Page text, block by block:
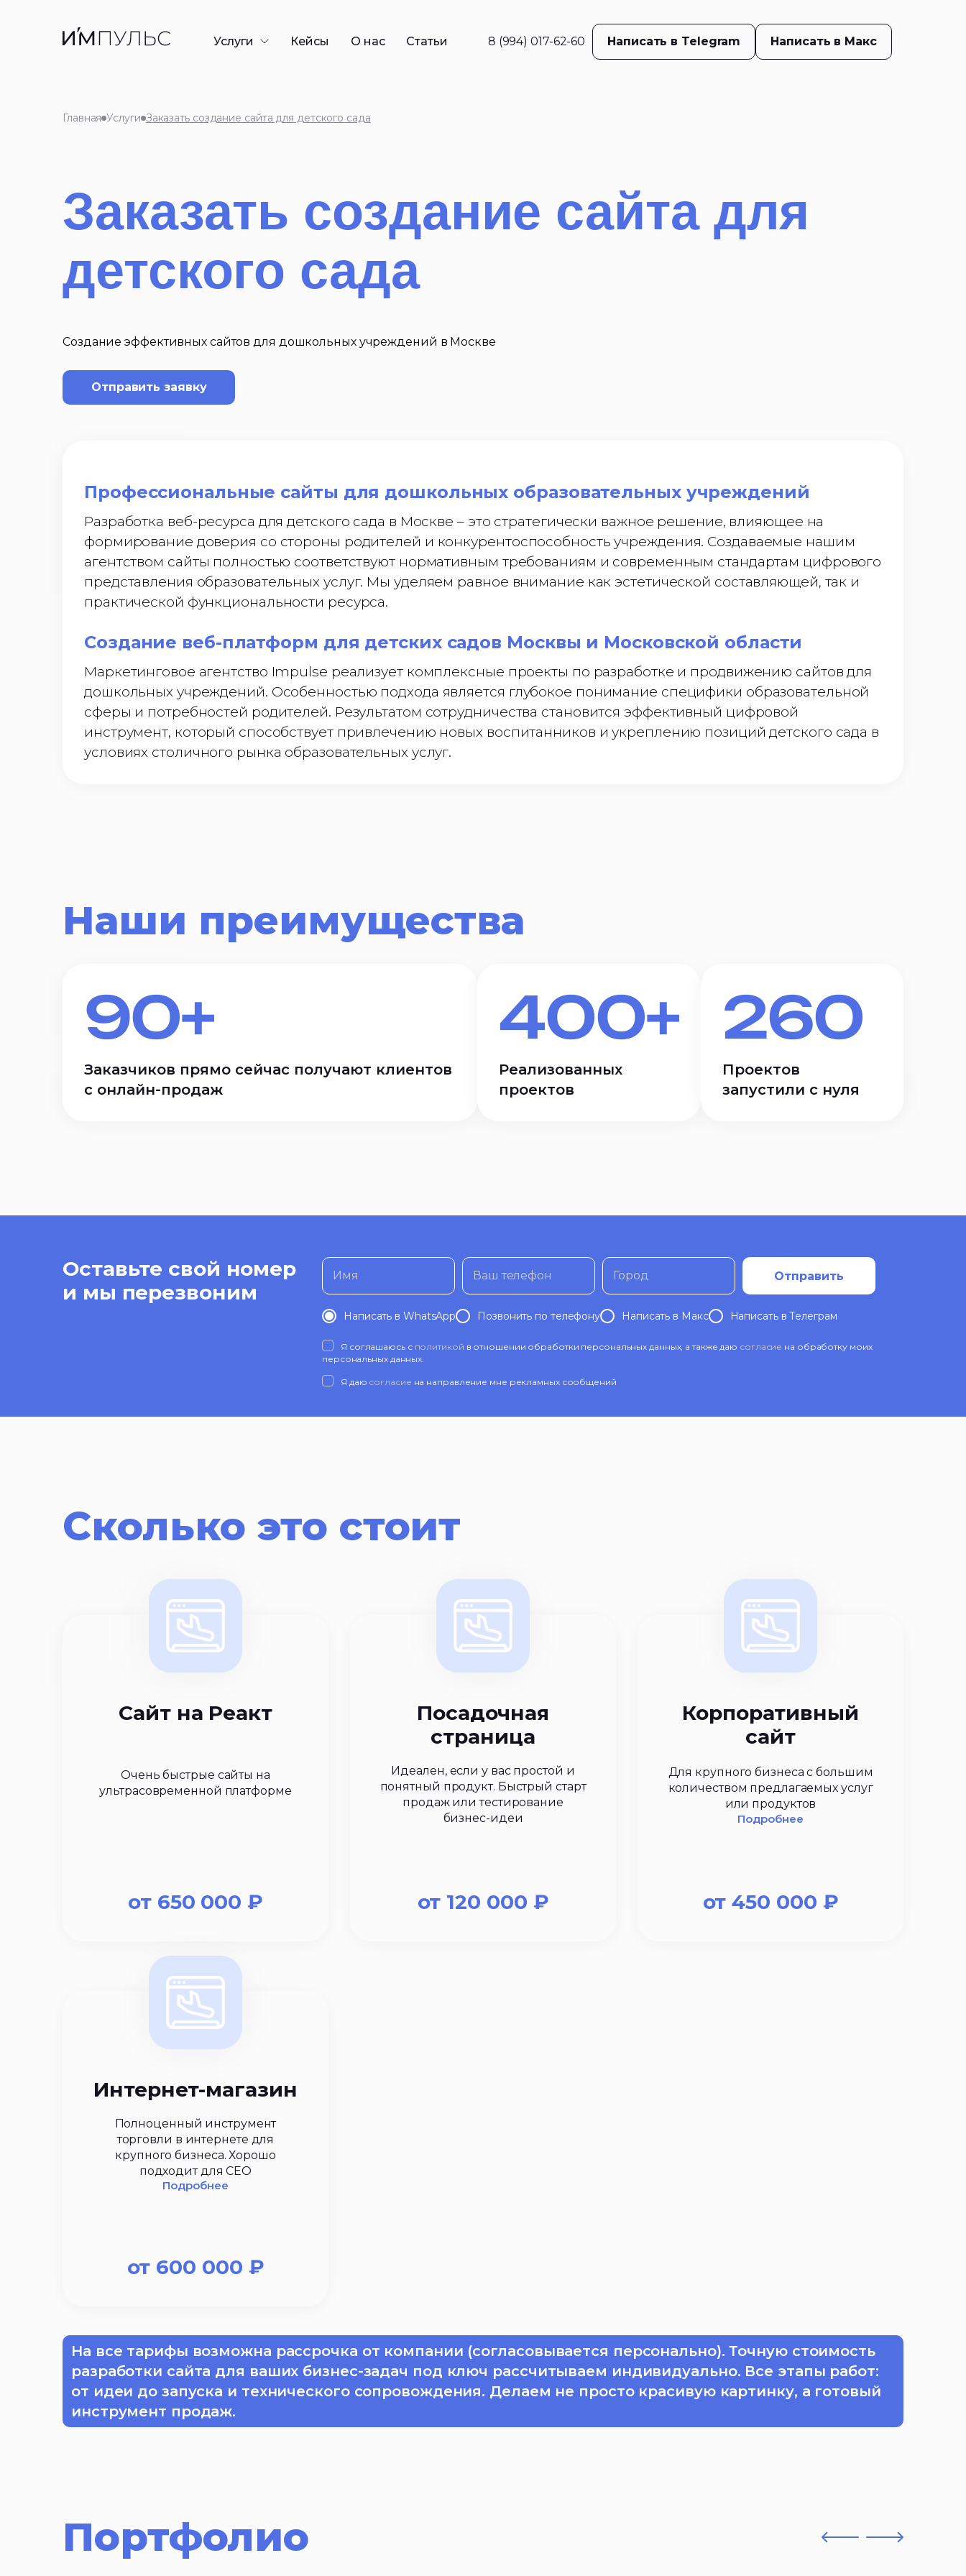
Услуги
Таргетированная реклама
Кейсы О нас Статьи 8 (994) 017-62-60 Написать в Telegram Написать в Макс
Главная Услуги Заказать создание сайта для детского сада
Заказать создание сайта для
детского сада
Создание эффективных сайтов для дошкольных учреждений в Москве
Отправить заявку
Профессиональные сайты для дошкольных образовательных учреждений
Разработка веб-ресурса для детского сада в Москве – это стратегически важное решение, влияющее на
формирование доверия со стороны родителей и конкурентоспособность учреждения. Создаваемые нашим
агентством сайты полностью соответствуют нормативным требованиям и современным стандартам цифрового
представления образовательных услуг. Мы уделяем равное внимание как эстетической составляющей, так и
практической функциональности ресурса.
Создание веб-платформ для детских садов Москвы и Московской области
Маркетинговое агентство Impulse реализует комплексные проекты по разработке и продвижению сайтов для
дошкольных учреждений. Особенностью подхода является глубокое понимание специфики образовательной
сферы и потребностей родителей. Результатом сотрудничества становится эффективный цифровой
инструмент, который способствует привлечению новых воспитанников и укреплению позиций детского сада в
условиях столичного рынка образовательных услуг.
Наши преимущества
90+
Заказчиков прямо сейчас получают клиентов
с онлайн-продаж
400+
Реализованных
проектов
260
Проектов
запустили с нуля
Оставьте свой номер
и мы перезвоним
Имя Ваш телефон Город Отправить
Написать в WhatsApp Позвонить по телефону Написать в Mакс Написать в Телеграм
Я соглашаюсь с политикой в отношении обработки персональных данных, а также даю согласие на обработку моих
персональных данных.
Я даю согласие на направление мне рекламных сообщений
Сколько это стоит
Сайт на Реакт
Очень быстрые сайты на
ультрасовременной платформе
от 650 000 ₽
Посадочная
страница
Идеален, если у вас простой и
понятный продукт. Быстрый старт
продаж или тестирование
бизнес-идеи
от 120 000 ₽
Корпоративный
сайт
Для крупного бизнеса с большим
количеством предлагаемых услуг
или продуктов
Подробнее
от 450 000 ₽
Интернет-магазин
Полноценный инструмент
торговли в интернете для
крупного бизнеса. Хорошо
подходит для СЕО
Подробнее
от 600 000 ₽
На все тарифы возможна рассрочка от компании (согласовывается персонально). Точную стоимость
разработки сайта для ваших бизнес-задач под ключ рассчитываем индивидуально. Все этапы работ:
от идеи до запуска и технического сопровождения. Делаем не просто красивую картинку, а готовый
инструмент продаж.
Портфолио